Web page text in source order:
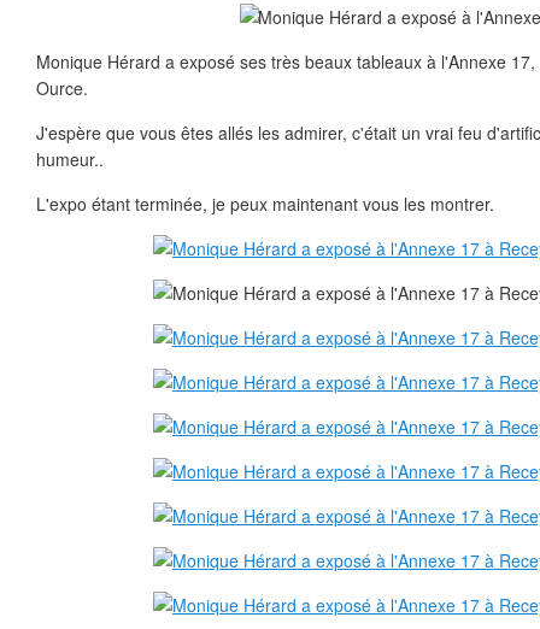
Monique Hérard a exposé ses très beaux tableaux à l'Annexe
Ource.
J'espère que vous êtes allés les admirer, c'était un vrai feu
humeur..
L'expo étant terminée, je peux maintenant vous les montrer.